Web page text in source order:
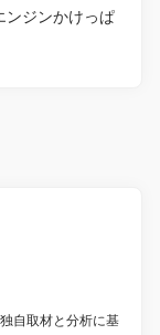
ンジンかけっぱ
自取材と分析に基